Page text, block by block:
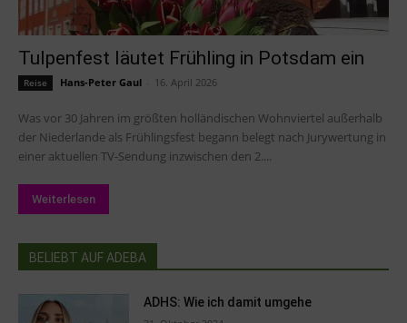
Tulpenfest läutet Frühling in Potsdam ein
Reise Hans-Peter Gaul 16. April 2026
Was vor 30 Jahren im größten holländischen Wohnviertel außerhalb
der Niederlande als Frühlingsfest begann belegt nach Jurywertung in
einer aktuellen TV-Sendung inzwischen den 2....
Weiterlesen
BELIEBT AUF ADEBA
ADHS: Wie ich damit umgehe